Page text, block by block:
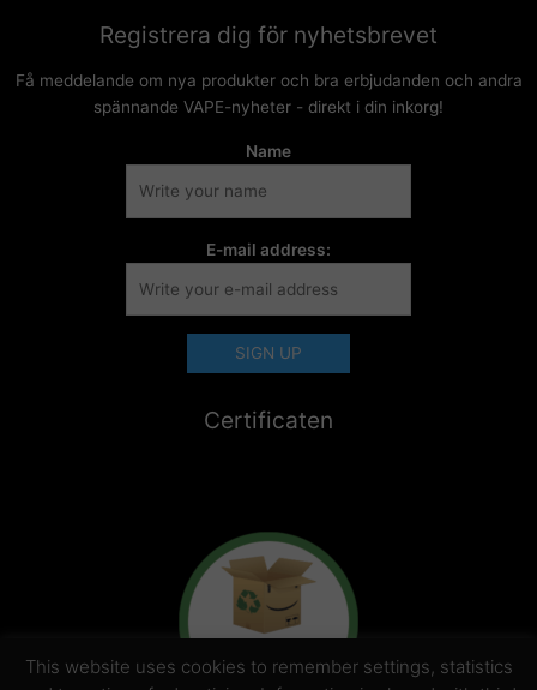
Registrera dig för nyhetsbrevet
Få meddelande om nya produkter och bra erbjudanden och andra
spännande VAPE-nyheter - direkt i din inkorg!
Name
E-mail address:
Certificaten
This website uses cookies to remember settings, statistics